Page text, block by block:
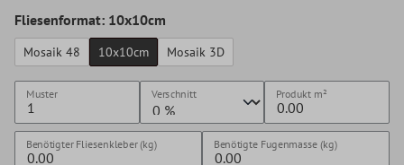
Fliesenformat: 10x10cm
Mosaik 48 10x10cm Mosaik 3D
Muster Verschnitt Produkt m²
Benötigter Fliesenkleber (kg) Benötigte Fugenmasse (kg)